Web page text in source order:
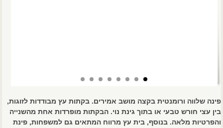
פינה שלווה ורומנטית בקצה מושב אמירים. בקתות עץ מבודדות לזוגות,
בין עצי חורש טבעי או בתוך גינת נוי. הבקתות מופרדות אחת מהשנייה
והפרטיות מלאה. בנוסף, בית עץ מרווח המתאים גם למשפחות, פינת